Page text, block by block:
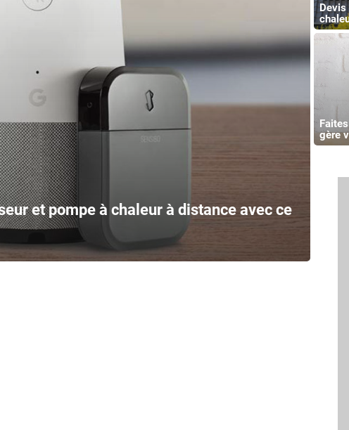
et pompe à chaleur à distance avec ce
Devis
gère